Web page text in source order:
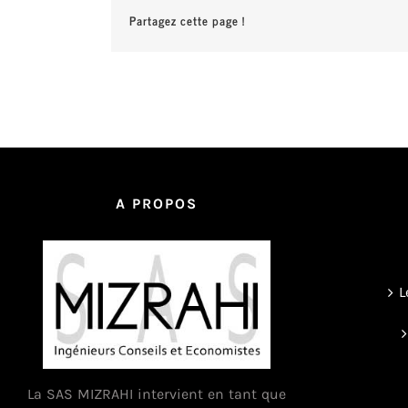
Partagez cette page !
A PROPOS
La SAS MIZRAHI intervient en tant que